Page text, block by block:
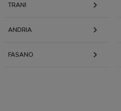
TRANI
ANDRIA
FASANO